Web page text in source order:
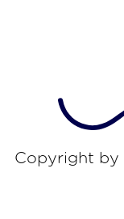
Copyright by